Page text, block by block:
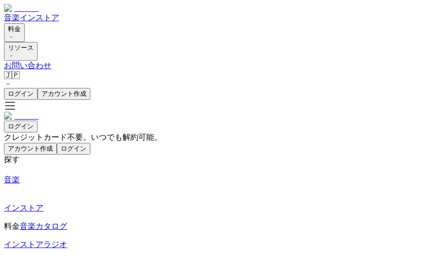
音楽インストア
料金
リソース
お問い合わせ
🇯🇵
ログイン アカウント作成
ログイン
クレジットカード不要。いつでも解約可能。
アカウント作成 ログイン
探す
音楽
インストア
料金音楽カタログ
インストアラジオ